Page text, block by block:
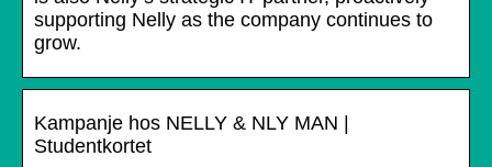
supporting Nelly as the company continues to
grow.
Kampanje hos NELLY & NLY MAN |
Studentkortet